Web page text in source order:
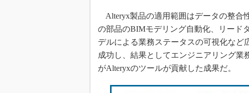
Alteryx製品の適用範囲はデータの整合
の部品のBIMモデリング自動化、リード
デルによる業務ステータスの可視化など
成功し、結果としてエンジニアリング業
がAlteryxのツールが貢献した成果だ。